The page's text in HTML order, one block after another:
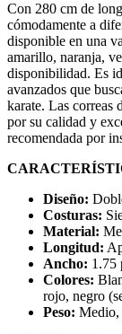
Con 280 cm de
cómodamente a
disponible en una
amarillo, naranja,
disponibilidad. Es
avanzados que
karate. Las correas
por su calidad y
recomendada por
Diseño:
Costuras:
Material:
Longitud:
Ancho: 1.75
Colores:
rojo, negro
Peso: Medio,